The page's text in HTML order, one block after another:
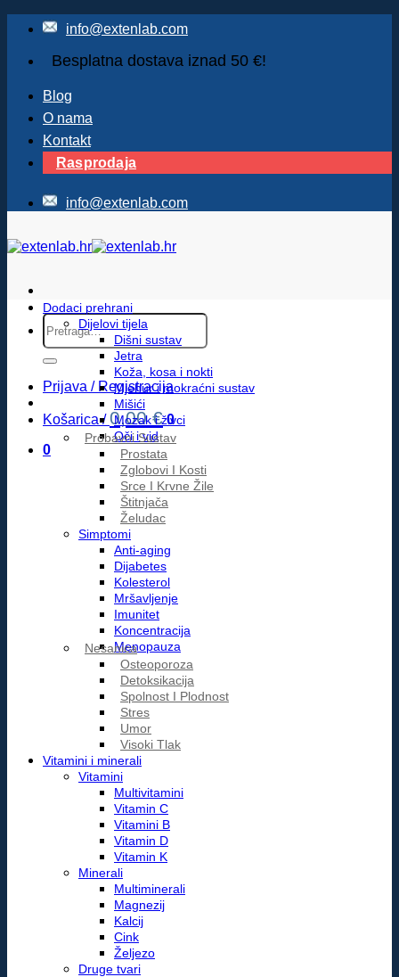
info@extenlab.com
Besplatna dostava iznad 50 €!
Blog
O nama
Kontakt
Rasprodaja
info@extenlab.com
Pretraži:
Prijava / Registracija
Košarica /0,00€ 0
0
Dodaci prehrani
Dijelovi tijela
Dišni sustav
Jetra
Koža, kosa i nokti
Mjehur i mokraćni sustav
Mišići
Mozak i živci
Oči i vid
Probavni Sustav
Prostata
Zglobovi I Kosti
Srce I Krvne Žile
Štitnjača
Želudac
Simptomi
Anti-aging
Dijabetes
Kolesterol
Mršavljenje
Imunitet
Koncentracija
Menopauza
Nesanica
Osteoporoza
Detoksikacija
Spolnost I Plodnost
Stres
Umor
Visoki Tlak
Vitamini i minerali
Vitamini
Multivitamini
Vitamin C
Vitamini B
Vitamin D
Vitamin K
Minerali
Multiminerali
Magnezij
Kalcij
Cink
Željezo
Druge tvari